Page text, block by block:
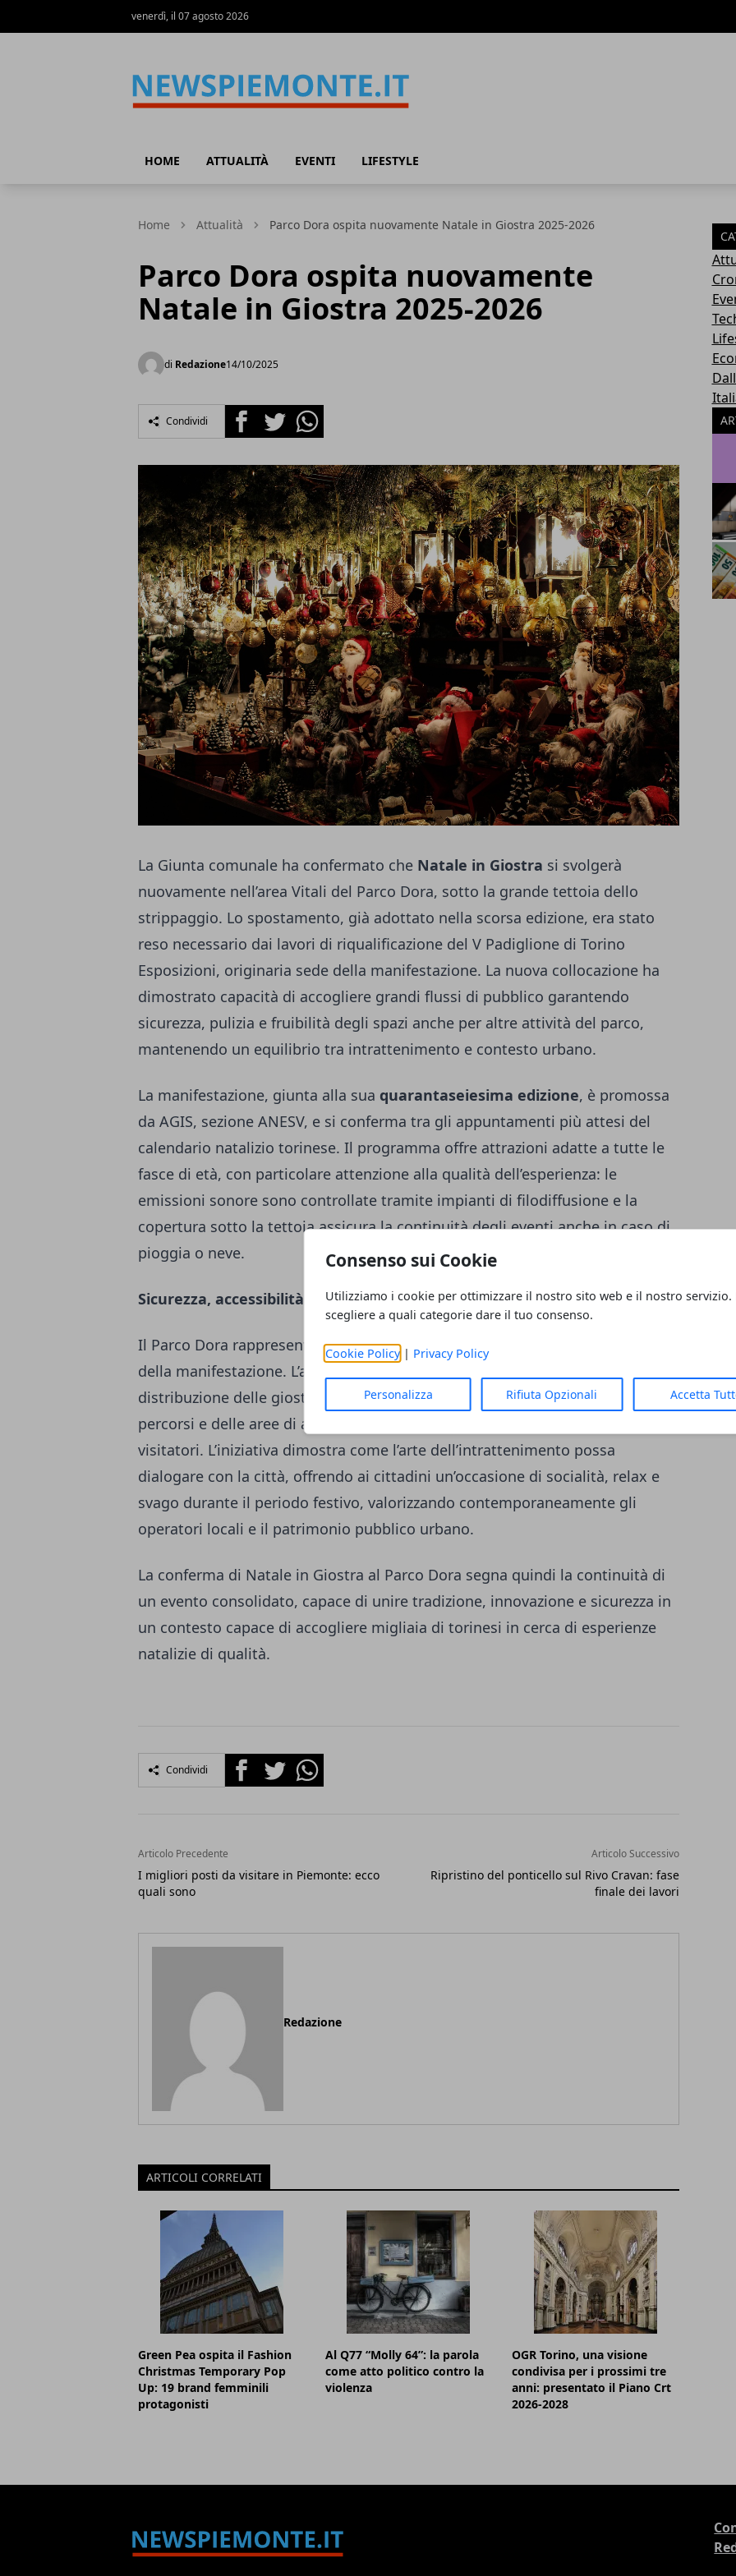
Consenso sui Cookie
Utilizziamo i cookie per ottimizzare il nostro sito web e il nostro servizio.
scegliere a quali categorie dare il tuo consenso.
Cookie Policy| Privacy Policy
Personalizza Rifiuta Opzionali Accetta
venerdì, il 07 agosto 2026
HOME ATTUALITÀ EVENTI LIFESTYLE
Home Attualità Parco Dora ospita nuovamente Natale in Giostra 2025-2026
Parco Dora ospita nuovamente
Natale in Giostra 2025-2026
di Redazione14/10/2025
Condividi FacebookTwitterWhatsapp
La Giunta comunale ha confermato che Natale in Giostra si svolgerà
nuovamente nell’area Vitali del Parco Dora, sotto la grande tettoia dello
strippaggio. Lo spostamento, già adottato nella scorsa edizione, era stato
reso necessario dai lavori di riqualificazione del V Padiglione di Torino
Esposizioni, originaria sede della manifestazione. La nuova collocazione ha
dimostrato capacità di accogliere grandi flussi di pubblico garantendo
sicurezza, pulizia e fruibilità degli spazi anche per altre attività del parco,
mantenendo un equilibrio tra intrattenimento e contesto urbano.
La manifestazione, giunta alla sua quarantaseiesima edizione, è promossa
da AGIS, sezione ANESV, e si conferma tra gli appuntamenti più attesi del
calendario natalizio torinese. Il programma offre attrazioni adatte a tutte le
fasce di età, con particolare attenzione alla qualità dell’esperienza: le
emissioni sonore sono controllate tramite impianti di filodiffusione e la
copertura sotto la tettoia assicura la continuità degli eventi anche in caso di
pioggia o neve.
Sicurezza, accessibilità e qualità del divertimento
Il Parco Dora rappresenta una scelta strategica per la gestione logistica
della manifestazione. L’ampiezza degli spazi consente la corretta
distribuzione delle giostre e dei punti di ristoro, mentre la pianificazione dei
percorsi e delle aree di accesso favorisce la circolazione ordinata dei
visitatori. L’iniziativa dimostra come l’arte dell’intrattenimento possa
dialogare con la città, offrendo ai cittadini un’occasione di socialità, relax e
svago durante il periodo festivo, valorizzando contemporaneamente gli
operatori locali e il patrimonio pubblico urbano.
La conferma di Natale in Giostra al Parco Dora segna quindi la continuità di
un evento consolidato, capace di unire tradizione, innovazione e sicurezza in
un contesto capace di accogliere migliaia di torinesi in cerca di esperienze
natalizie di qualità.
Condividi FacebookTwitterWhatsapp
Articolo Precedente
I migliori posti da visitare in Piemonte: ecco
quali sono
Articolo Successivo
Ripristino del ponticello sul Rivo Cravan: fase
finale dei lavori
Redazione
ARTICOLI CORRELATI
Green Pea ospita il Fashion
Christmas Temporary Pop
Up: 19 brand femminili
protagonisti
Al Q77 “Molly 64”: la parola
come atto politico contro la
violenza
OGR Torino, una visione
condivisa per i prossimi tre
anni: presentato il Piano Crt
2026-2028